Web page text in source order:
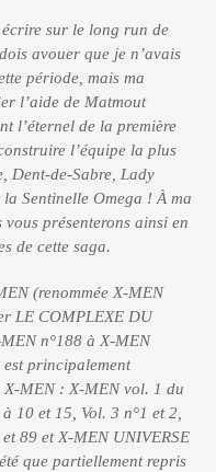
sur le long run de
avouer que je n’avais
période, mais ma
l’aide de Matmout
l’éternel de la première
l’équipe la plus
Dent-de-Sabre, Lady
Sentinelle Omega ! À ma
présenterons ainsi en
de cette saga.
(renommée X-MEN
LE COMPLEXE DU
n°188 à X-MEN
est principalement
X-MEN : X-MEN vol. 1 du
10 et 15, Vol. 3 n°1 et 2,
89 et X-MEN UNIVERSE
que partiellement repris